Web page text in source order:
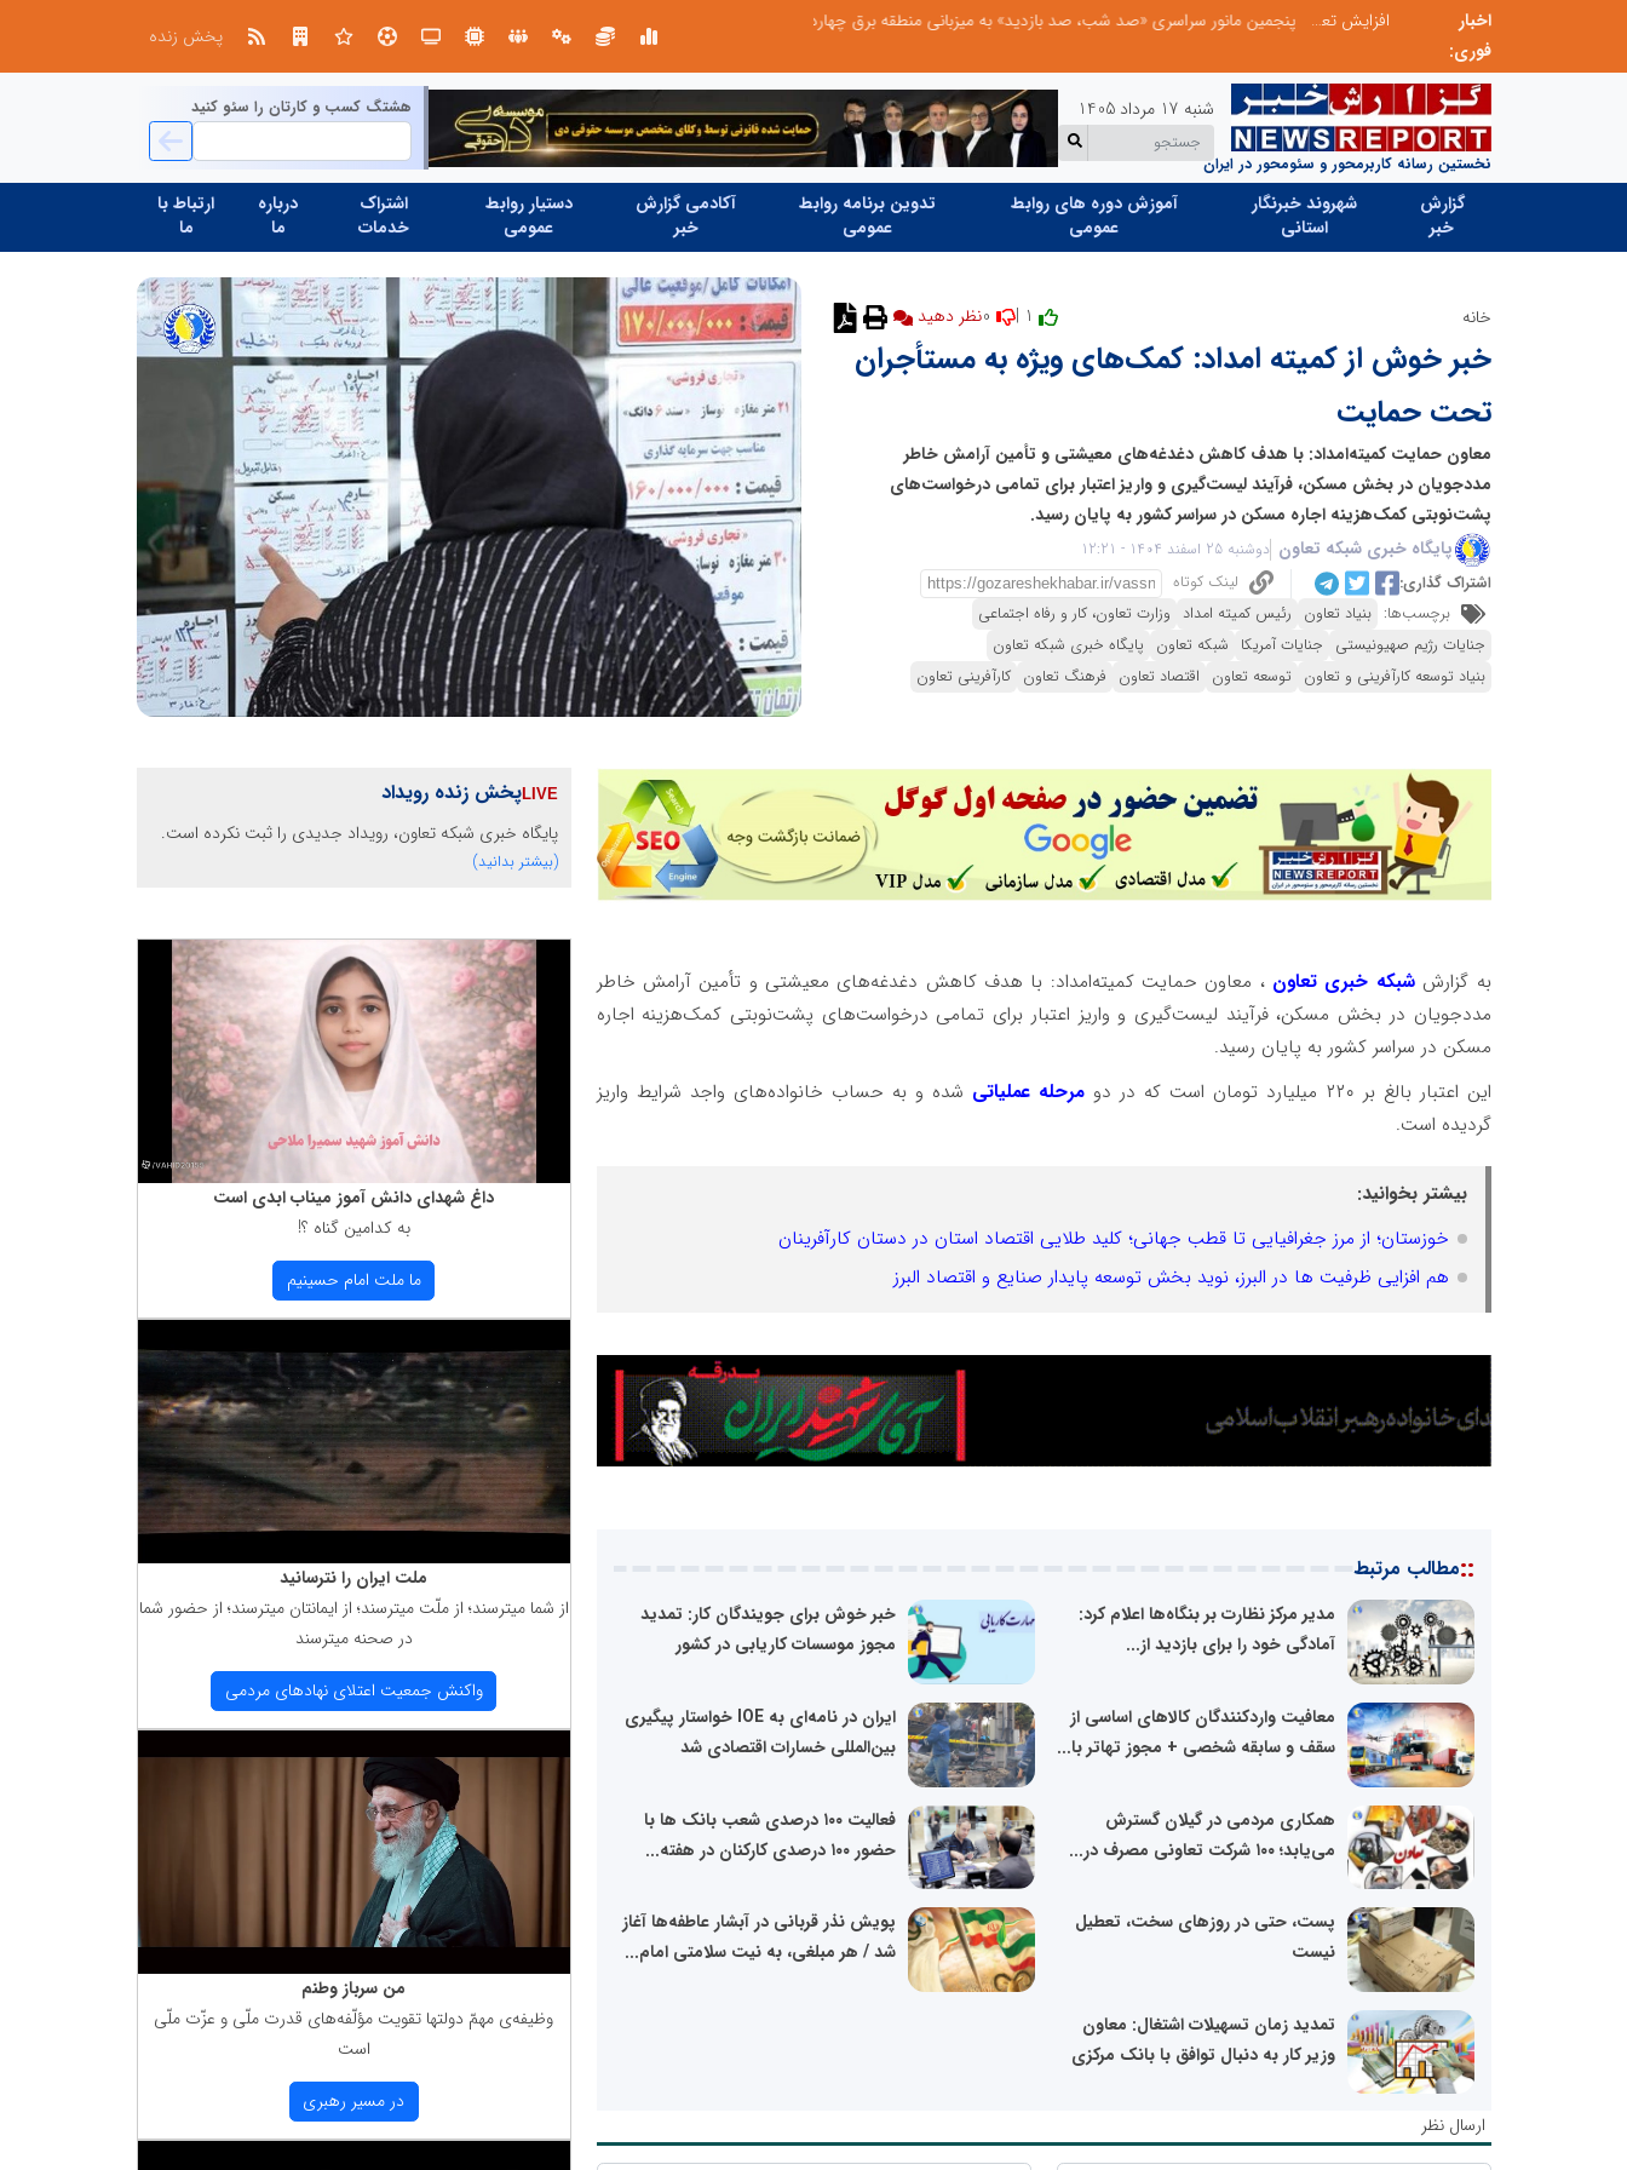
اخبار
فوری:
پنجمین مانور سراسری «صد شب، صد بازدید» به میزبانی منطقه برق چهاردانگه شانزدهمین مانور سراسری طرح مهتاب در استان تهران به میزبانی منطقه برق لواسان
پخش زنده
نخستین رسانه کاربرمحور و سئومحور در ایران
شنبه 17 مرداد 1405 هشتگ کسب و کارتان را سئو کنید
گزارش
خبر
شهروند خبرنگار
استانی
آموزش دوره های روابط
عمومی
تدوین برنامه روابط
عمومی
آکادمی گزارش
خبر
دستیار روابط
عمومی
اشتراک
خدمات
درباره
ما
ارتباط با
ما
خانه
خبر خوش از کمیته امداد: کمک‌های ویژه به مستأجران
تحت حمایت
معاون حمایت کمیته‌امداد: با هدف کاهش دغدغه‌های معیشتی و تأمین آرامش خاطر
مددجویان در بخش مسکن، فرآیند لیست‌گیری و واریز اعتبار برای تمامی درخواست‌های
پشت‌نوبتی کمک‌هزینه اجاره مسکن در سراسر کشور به پایان رسید.
پایگاه خبری شبکه تعاون دوشنبه 25 اسفند 1404 - 12:21
اشتراک گذاری:
لینک کوتاه
برچسب‌ها: بنیاد تعاون رئیس کمیته امداد وزارت تعاون، کار و رفاه اجتماعی
جنایات رژیم صهیونیستی جنایات آمریکا شبکه تعاون پایگاه خبری شبکه تعاون
بنیاد توسعه کارآفرینی و تعاون توسعه تعاون اقتصاد تعاون فرهنگ تعاون کارآفرینی تعاون
به گزارش شبکه خبری تعاون ، معاون حمایت کمیته‌امداد: با هدف کاهش دغدغه‌های معیشتی و تأمین آرامش خاطر
مددجویان در بخش مسکن، فرآیند لیست‌گیری و واریز اعتبار برای تمامی درخواست‌های پشت‌نوبتی کمک‌هزینه اجاره
مسکن در سراسر کشور به پایان رسید.
این اعتبار بالغ بر ۲۲۰ میلیارد تومان است که در دو
مرحله عملیاتی شده و به حساب خانواده‌های واجد شرایط واریز
گردیده است.
بیشتر بخوانید:
خوزستان؛ از مرز جغرافیایی تا قطب جهانی؛ کلید طلایی اقتصاد استان در دستان کارآفرینان
هم افزایی ظرفیت ها در البرز، نوید بخش توسعه پایدار صنایع و اقتصاد البرز
::مطالب مرتبط
مدیر مرکز نظارت بر بنگاه‌ها اعلام کرد:
آمادگی خود را برای بازدید از...
خبر خوش برای جویندگان کار: تمدید
مجوز موسسات کاریابی در کشور
معافیت واردکنندگان کالاهای اساسی از
سقف و سابقه شخصی + مجوز تهاتر با...
ایران در نامه‌ای به IOE خواستار پیگیری
بین‌المللی خسارات اقتصادی شد
همکاری مردمی در گیلان گسترش
می‌یابد؛ ۱۰۰ شرکت تعاونی مصرف در...
فعالیت ۱۰۰ درصدی شعب بانک ها با
حضور ۱۰۰ درصدی کارکنان در هفته...
پست، حتی در روزهای سخت، تعطیل
نیست
پویش نذر قربانی در آبشار عاطفه‌ها آغاز
شد / هر مبلغی، به نیت سلامتی امام...
تمدید زمان تسهیلات اشتغال: معاون
وزیر کار به دنبال توافق با بانک مرکزی
ارسال نظر
پخش زنده رویداد
پایگاه خبری شبکه تعاون، رویداد جدیدی را ثبت نکرده است.
(بیشتر بدانید)
داغ شهدای دانش آموز میناب ابدی است
به كدامین گناه ؟!
ما ملت امام حسینیم
ملت ایران را نترسانید
از شما میترسند؛ از ملّت میترسند؛ از ایمانتان میترسند؛ از حضور شما
در صحنه میترسند
واكنش جمعیت اعتلای نهادهای مردمی
من سرباز وطنم
وظیفه‌ی مهمّ دولتها تقویت مؤلّفه‌های قدرت ملّی و عزّت ملّی
است
در مسیر رهبری